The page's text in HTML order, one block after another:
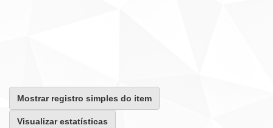
Mostrar registro simples do item
Visualizar estatísticas